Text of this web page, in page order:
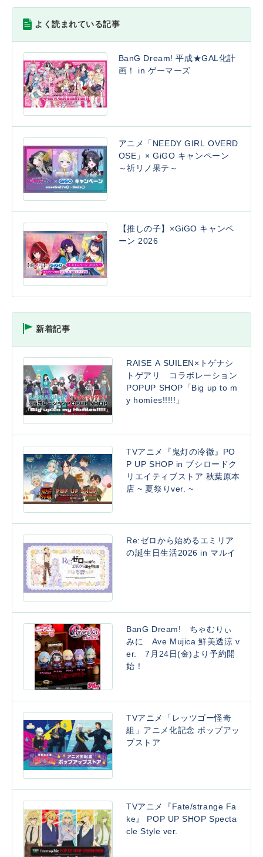
よく読まれている記事
BanG Dream! 平成★GAL化計
画！ in ゲーマーズ
アニメ「NEEDY GIRL OVERD
OSE」× GiGO キャンペーン
～祈リノ果テ～
【推しの子】×GiGO キャンペ
ーン 2026
新着記事
RAISE A SUILEN×トゲナシ
トゲアリ コラボレーション
POPUP SHOP「Big up to m
y homies!!!!!」
TVアニメ『鬼灯の冷徹』PO
P UP SHOP in ブシロードク
リエイティブストア 秋葉原本
店 ~ 夏祭りver. ~
Re:ゼロから始めるエミリア
の誕生日生活2026 in マルイ
BanG Dream! ちゃむりぃ
みに Ave Mujica 鮮美透涼 v
er. 7月24日(金)より予約開
始！
TVアニメ「レッツゴー怪奇
組」アニメ化記念 ポップアッ
プストア
TVアニメ『Fate/strange Fa
ke』 POP UP SHOP Specta
cle Style ver.